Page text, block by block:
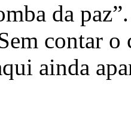
da
contar
ainda